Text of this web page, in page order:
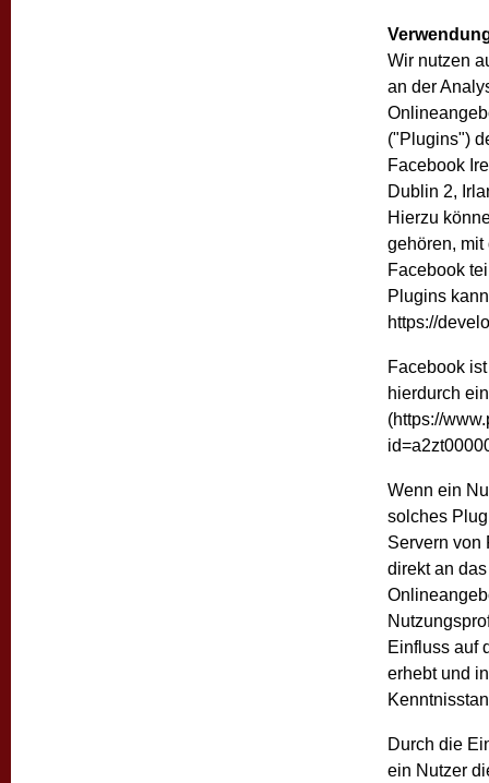
Wir nutzen
an der
("Plugins")
Facebook
Dublin 2,
Hierzu
gehören,
Facebook
Plugins
https://
Facebook
hierdurch
(https://
Wenn ein
solches
Servern von
direkt an
Einfluss auf
erhebt und
Durch die
ein Nutzer